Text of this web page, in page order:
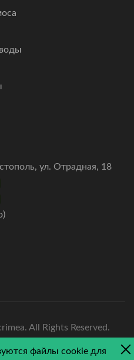
ул. Отрадная, 18
All Rights Reserved.
файлы cookie для